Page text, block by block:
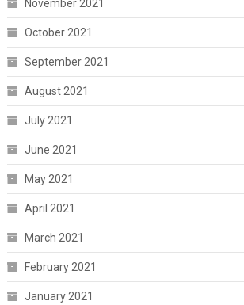
November 2021
October 2021
September 2021
August 2021
July 2021
June 2021
May 2021
April 2021
March 2021
February 2021
January 2021